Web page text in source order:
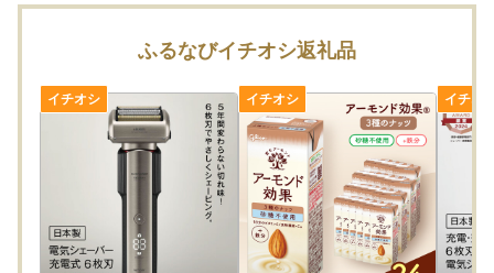
ふるなびイチオシ返礼品